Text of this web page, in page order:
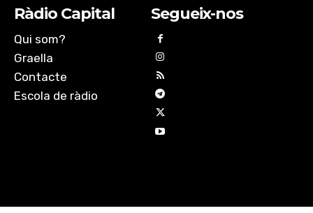
Ràdio Capital
Qui som?
Graella
Contacte
Escola de ràdio
Segueix-nos